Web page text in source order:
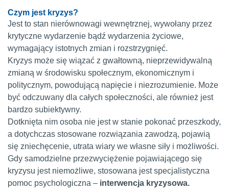
Czym jest kryzys?
Jest to stan nierównowagi wewnętrznej, wywołany przez
krytyczne wydarzenie bądź wydarzenia życiowe,
wymagający istotnych zmian i rozstrzygnięć.
Kryzys może się wiązać z gwałtowną, nieprzewidywalną
zmianą w środowisku społecznym, ekonomicznym i
politycznym, powodującą napięcie i niezrozumienie. Może
być odczuwany dla całych społeczności, ale również jest
bardzo subiektywny.
Dotknięta nim osoba nie jest w stanie pokonać przeszkody,
a dotychczas stosowane rozwiązania zawodzą, pojawią
się zniechęcenie, utrata wiary we własne siły i możliwości.
Gdy samodzielne przezwyciężenie pojawiającego się
kryzysu jest niemożliwe, stosowana jest specjalistyczna
pomoc psychologiczna – interwencja kryzysowa.